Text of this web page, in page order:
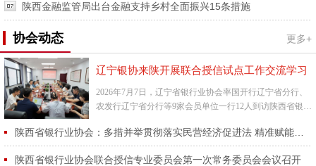
陕西金融监管局出台金融支持乡村全面振兴15条措施
协会动态 更多+
辽宁银协来陕开展联合授信试点工作交流学习
2026年7月7日，辽宁省银行业协会率国开行辽宁省分行、
农发行辽宁省分行等9家会员单位一行12人到访陕西省银行
行业协...
陕西省银行业协会联合授信专业委员会第一次常务委员会会议召开